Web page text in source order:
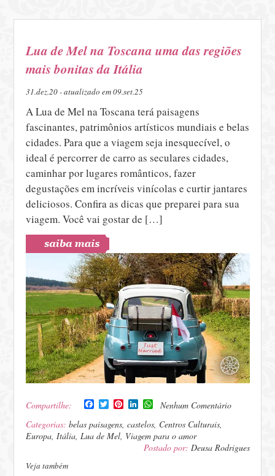
Lua de Mel na Toscana uma das regiões
mais bonitas da Itália
31.dez.20 - atualizado em 09.set.25
A Lua de Mel na Toscana terá paisagens
fascinantes, patrimônios artísticos mundiais e belas
cidades. Para que a viagem seja inesquecível, o
ideal é percorrer de carro as seculares cidades,
caminhar por lugares românticos, fazer
degustações em incríveis vinícolas e curtir jantares
deliciosos. Confira as dicas que preparei para sua
viagem. Você vai gostar de […]
Compartilhe: Facebook
TwitterPinterestLinkedInWhatsApp
Nenhum Comentário
Categorias:belas paisagens,castelos, Centros Culturais,
Europa,Itália,Lua de Mel, Viagem para o amor
Postado por: Deusa Rodrigues
Veja também